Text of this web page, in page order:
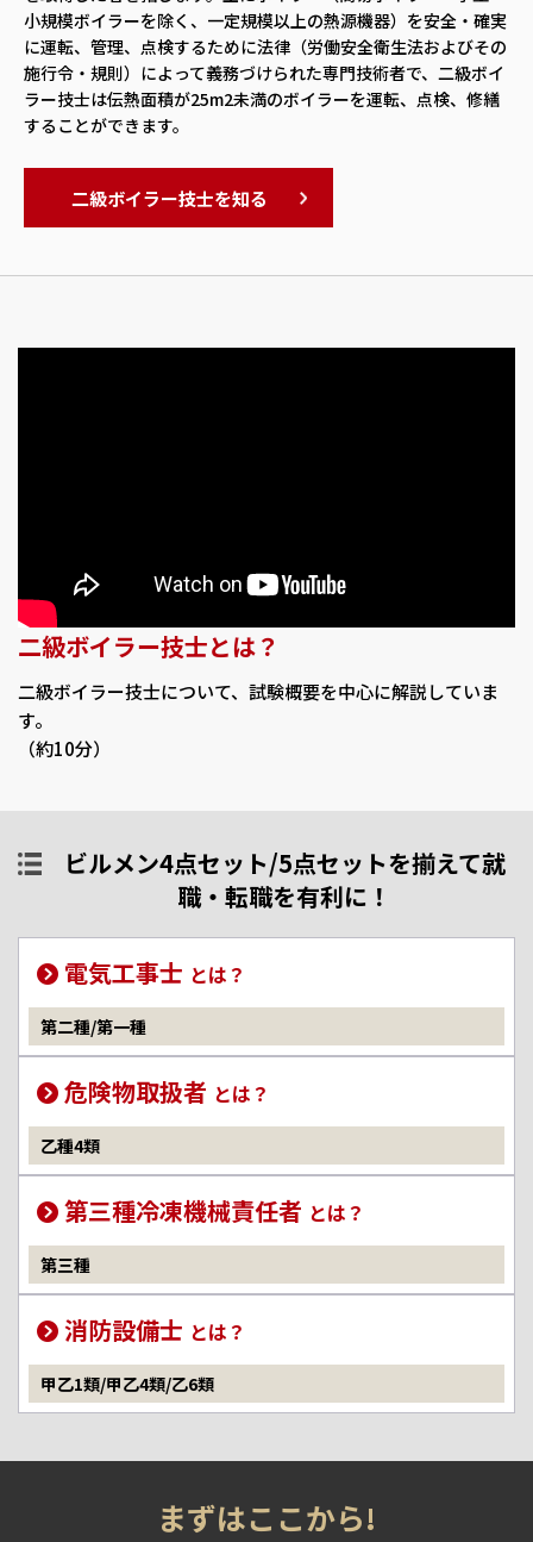
小規模ボイラーを除く、一定規模以上の熱源機器）を安全・確実
に運転、管理、点検するために法律（労働安全衛生法およびその
施行令・規則）によって義務づけられた専門技術者で、二級ボイ
ラー技士は伝熱面積が25m2未満のボイラーを運転、点検、修繕
することができます。
二級ボイラー技士を知る
二級ボイラー技士とは？
二級ボイラー技士について、試験概要を中心に解説していま
す。
（約10分）
ビルメン4点セット/5点セットを揃えて就
職・転職を有利に！
電気工事士 とは？
第二種/第一種
危険物取扱者 とは？
乙種4類
第三種冷凍機械責任者 とは？
第三種
消防設備士 とは？
甲乙1類/甲乙4類/乙6類
まずはここから!